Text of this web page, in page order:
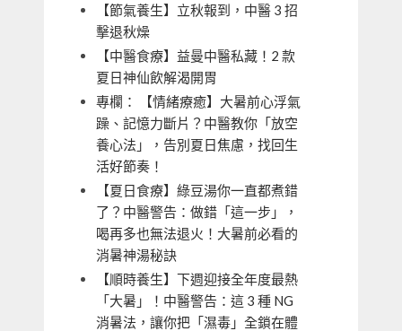
【節氣養生】立秋報到，中醫 3 招
擊退秋燥
【中醫食療】益曼中醫私藏！2 款
夏日神仙飲解渴開胃
專欄： 【情緒療癒】大暑前心浮氣
躁、記憶力斷片？中醫教你「放空
養心法」，告別夏日焦慮，找回生
活好節奏！
【夏日食療】綠豆湯你一直都煮錯
了？中醫警告：做錯「這一步」，
喝再多也無法退火！大暑前必看的
消暑神湯秘訣
【順時養生】下週迎接全年度最熱
「大暑」！中醫警告：這 3 種 NG
消暑法，讓你把「濕毒」全鎖在體